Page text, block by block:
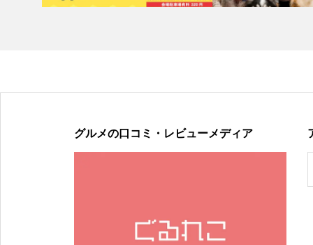
グルメの口コミ・レビューメディア